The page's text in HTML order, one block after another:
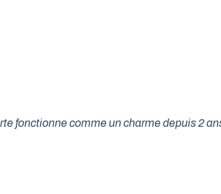
fonctionne comme un charme depuis 2